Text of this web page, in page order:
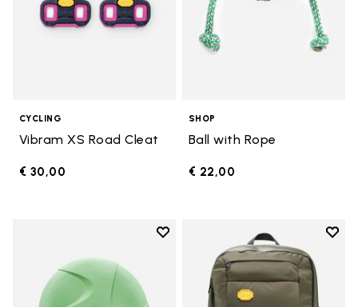
CYCLING
Vibram XS Road Cleat
€ 30,00
SHOP
Ball with Rope
€ 22,00
Add to wishlist
Add to wishlist 10" Disc
Add